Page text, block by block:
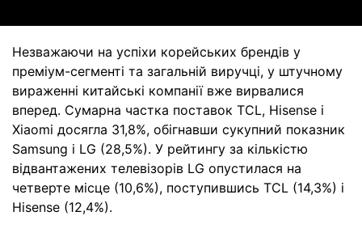
Незважаючи на успіхи корейських брендів у
преміум-сегменті та загальній виручці, у штучному
вираженні китайські компанії вже вирвалися
вперед. Сумарна частка поставок TCL, Hisense і
Xiaomi досягла 31,8%, обігнавши сукупний показник
Samsung і LG (28,5%). У рейтингу за кількістю
відвантажених телевізорів LG опустилася на
четверте місце (10,6%), поступившись TCL (14,3%) і
Hisense (12,4%).